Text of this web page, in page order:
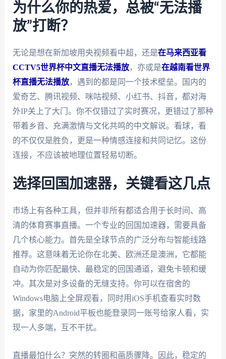
为什么你的热爱，总被“无法播
放”打断？
无论是想在新加坡用央视频看中超，还是在马来西亚看
CCTV5世界杯中文直播无法播放，亦或是在越南看世界
杯直播无法播放，遇到的都是同一个技术壁垒。国内的
爱奇艺、腾讯视频、咪咕视频、小红书、抖音，都对海
外IP关上了大门。你不仅错过了实时赛况，更错过了那种
带着乡音、充满激情与文化共鸣的中文解说。看球，看
的不仅仅是胜负，更是一种情感连接和共同记忆。这份
连接，不应该被地理位置轻易切断。
选择回国加速器，关键看这几点
市场上有各种工具，但并非所有都适合用于长时间、高
清的体育赛事直播。一个专业的回国加速器，需要具备
几个核心能力。首先是全球节点的广泛分布与智能线路
推荐。这意味着无论你在北美、欧洲还是澳洲，它都能
自动为你匹配最快、最稳定的回国通道，避免卡顿和缓
冲。其次是对多设备的无缝支持。你可以在宿舍的
Windows电脑上全屏观看，同时用iOS手机查看实时数
据，家里的Android平板也能登录同一账号给家人看，实
现一人多端，互不干扰。
直播最怕什么？突然的转圈和画质骤降。因此，稳定的